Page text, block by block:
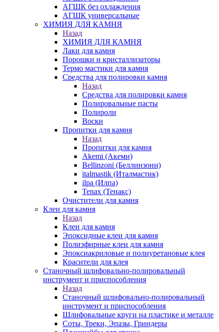
АГШК без охлаждения
АГШК универсальные
ХИМИЯ ДЛЯ КАМНЯ
Назад
ХИМИЯ ДЛЯ КАМНЯ
Лаки для камня
Порошки и кристаллизаторы
Термо мастики для камня
Средства для полировки камня
Назад
Средства для полировки камня
Полировальные пасты
Полироли
Воски
Пропитки для камня
Назад
Пропитки для камня
Akemi (Акеми)
Bellinzoni (Беллинзони)
italmastik (Италмастик)
ilpa (Илпа)
Tenax (Тенакс)
Очистители для камня
Клеи для камня
Назад
Клеи для камня
Эпоксидные клеи для камня
Полиэфирные клеи для камня
Эпоксиакриловые и полиуретановые клея
Красители для клея
Станочный шлифовально-полировальный
инструмент и приспособления
Назад
Станочный шлифовально-полировальный
инструмент и приспособления
Шлифовальные круги на пластике и металле
Соты, Треки, Эпазы, Гриндеры